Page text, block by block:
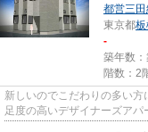
都営三田
東京都板
-
築年数
階数：2
新しいのでこだわりの多い
足度の高いデザイナーズア